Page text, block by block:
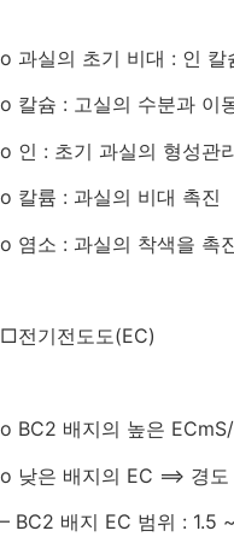
o 과실의 초기 비대 : 인 칼
o 칼슘 : 고실의 수분과 이
o 인 : 초기 과실의 형성관
o 칼륨 : 과실의 비대 촉진
o 염소 : 과실의 착색을 촉
□전기전도도(EC)
o BC2 배지의 높은
o 낮은 배지의 EC ⟹ 경도
– BC2 배지 EC 범위 : 1.5